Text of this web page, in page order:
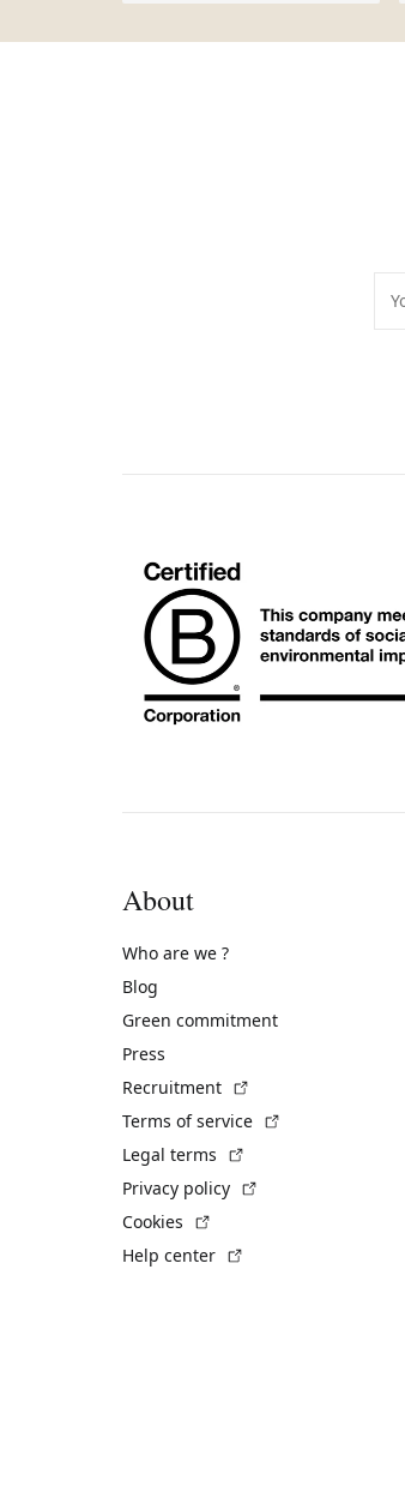
About
Who are we ?
Blog
Green commitment
Press
Recruitment
Terms of service
Legal terms
Privacy policy
Cookies
Help center